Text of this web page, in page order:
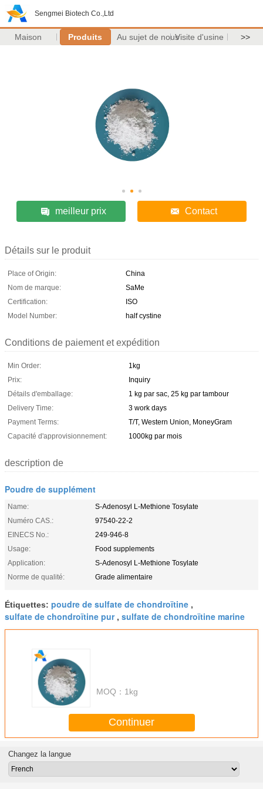
Sengmei Biotech Co.,Ltd
Maison Produits Au sujet de nousVisite d'usine >>
meilleur prix Contact
Détails sur le produit
Place of Origin:
China
Nom de marque:
SaMe
Certification:
ISO
Model Number:
half cystine
Conditions de paiement et expédition
Min Order:
1kg
Prix:
Inquiry
Détails d'emballage:
1 kg par sac, 25 kg par tambour
Delivery Time:
3 work days
Payment Terms:
T/T, Western Union, MoneyGram
Capacité d'approvisionnement:
1000kg par mois
description de
Poudre de supplément
Name:
S-Adenosyl L-Methione Tosylate
Numéro CAS.:
97540-22-2
EINECS No.:
249-946-8
Usage:
Food supplements
Application:
S-Adenosyl L-Methione Tosylate
Norme de qualité:
Grade alimentaire
Étiquettes: poudre de sulfate de chondroïtine ,
sulfate de chondroïtine pur, sulfate de chondroïtine marine
MOQ： 1kg
Continuer
Changez la langue